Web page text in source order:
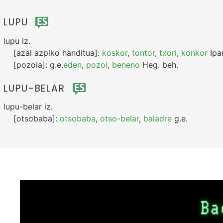
LUPU
lupu iz.
[azal azpiko handitua]: koskor, tontor, txori, konkor
[pozoia]: g.e.eden, pozoi, beneno Heg. beh.
LUPU-BELAR
lupu-belar iz.
[otsobaba]: otsobaba, otso-belar, baladre g.e.